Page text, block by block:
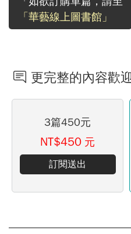
「華藝線上圖書館」
更完整的內容歡
3篇450元
NT$450 元
訂閱送出